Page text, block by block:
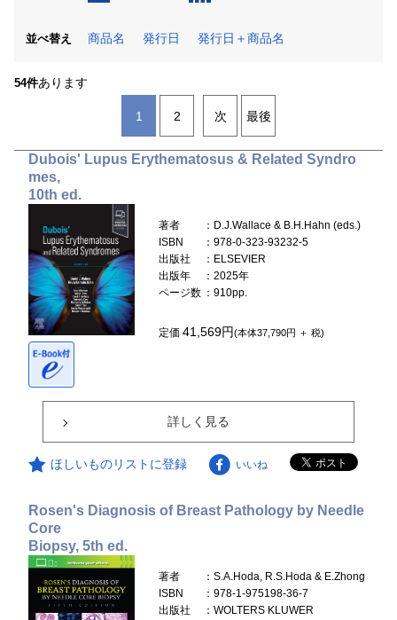
並べ替え 商品名 発行日 発行日＋商品名
54件あります
1 2 次 最後
Dubois' Lupus Erythematosus & Related Syndro
mes,
10th ed.
著者
：D.J.Wallace & B.H.Hahn (eds.)
ISBN
：978-0-323-93232-5
出版社
：ELSEVIER
出版年
：2025年
ページ数 ：910pp.
定価41,569円(本体37,790円 ＋ 税)
詳しく見る
ほしいものリストに登録 いいね
Rosen's Diagnosis of Breast Pathology by Needle
Core
Biopsy, 5th ed.
著者
：S.A.Hoda, R.S.Hoda & E.Zhong
ISBN
：978-1-975198-36-7
出版社
：WOLTERS KLUWER